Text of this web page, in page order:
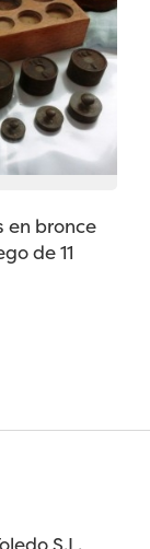
en bronce
de 11
S.L.